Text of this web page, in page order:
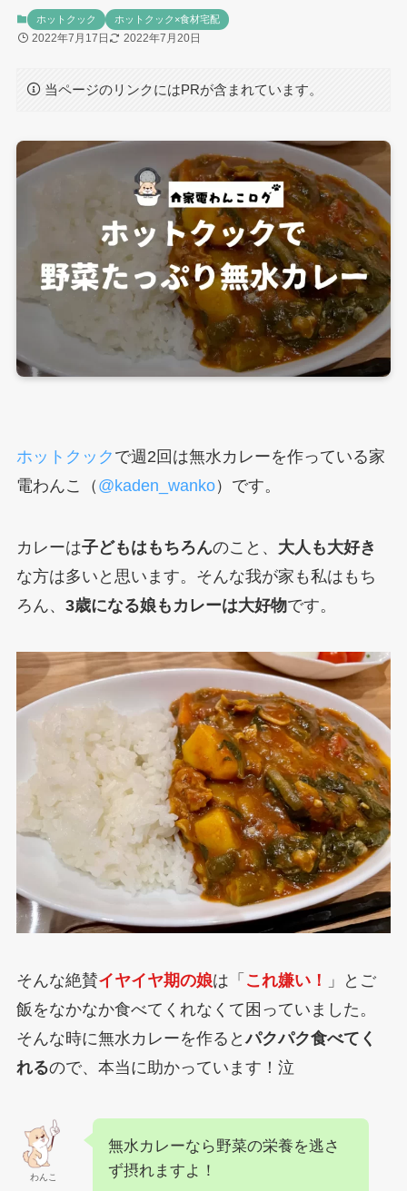
ホットクック ホットクック×食材宅配
2022年7月17日 2022年7月20日
当ページのリンクにはPRが含まれています。
ホットクック で週2回は無水カレーを作っている家
電わんこ（ @kaden_wanko）です。
カレーは子どもはもちろんのこと、 大人も大好き
な方は多いと思います。そんな我が家も私はもち
ろん、 3歳になる娘もカレーは大好物です。
そんな絶賛イヤイヤ期の娘は「 これ嫌い！
」とご
飯をなかなか食べてくれなくて困っていました。
そんな時に無水カレーを作るとパクパク食べてく
れるので、本当に助かっています！泣
わんこ
無水カレーなら野菜の栄養を逃さ
ず摂れますよ！